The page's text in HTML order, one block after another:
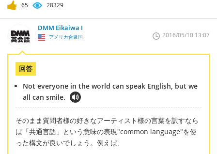
65 28329
DMM Eikaiwa I
アメリカ合衆国 2016/05/10 13:07
回答
Not everyone in the world can speak English, but we
all can smile.
そのまま質問者様の好きなアーティスト様の言葉を訳すなら
ば「共通言語」という意味の表現"common language"を使
った構文が良いでしょう。例えば、